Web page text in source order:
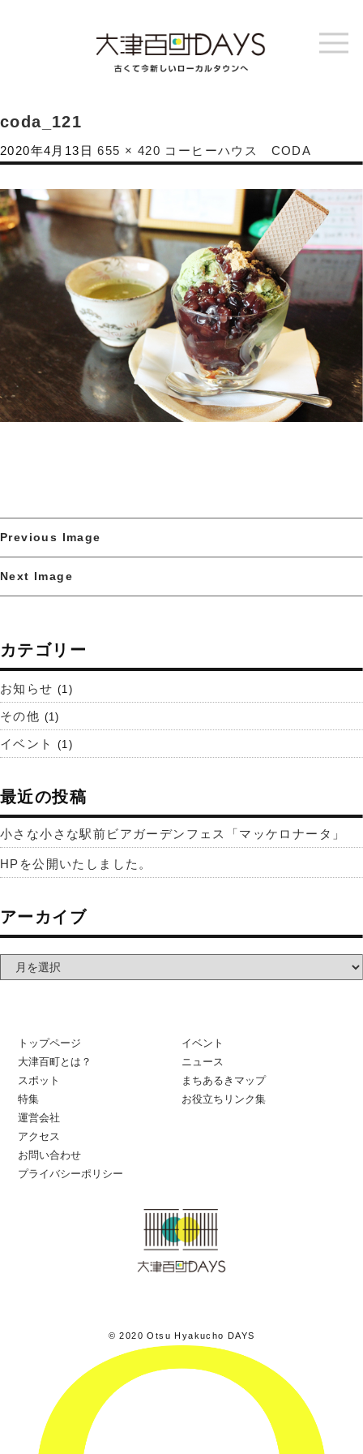
coda_121
2020年4月13日 655 × 420 コーヒーハウス CODA
Previous Image
Next Image
カテゴリー
お知らせ (1)
その他 (1)
イベント (1)
最近の投稿
小さな小さな駅前ビアガーデンフェス「マッケロナータ」
HPを公開いたしました。
アーカイブ
トップページ
大津百町とは？
スポット
特集
イベント
ニュース
まちあるきマップ
お役立ちリンク集
運営会社
アクセス
お問い合わせ
プライバシーポリシー
© 2020 Otsu Hyakucho DAYS